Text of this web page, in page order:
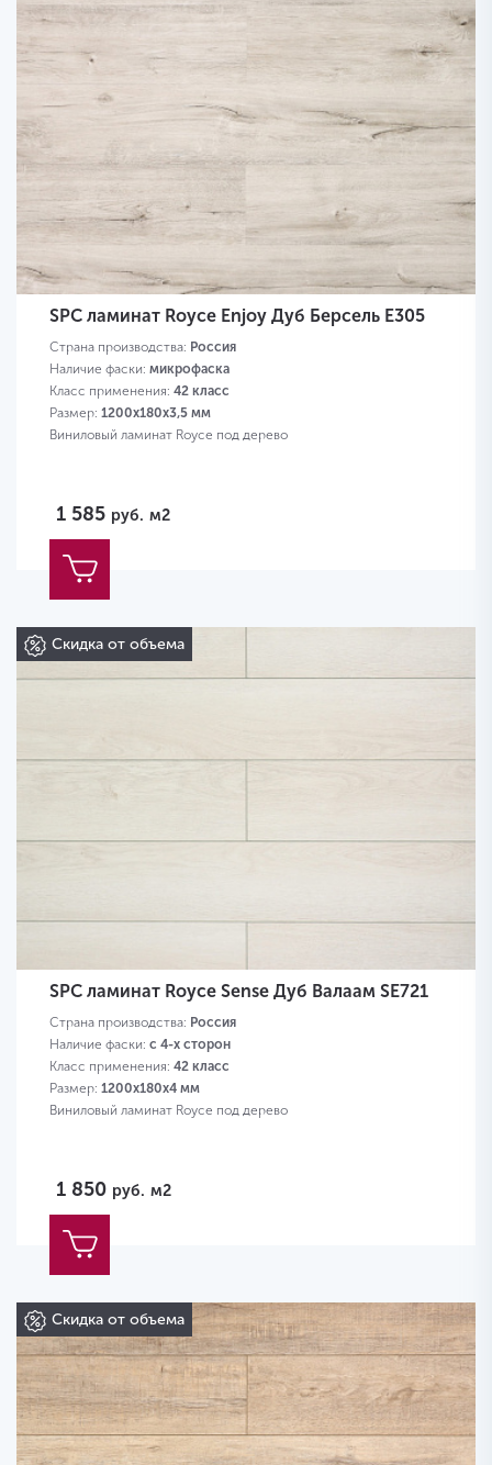
SPC ламинат Royce Enjoy Дуб Берсель Е305
Страна производства: Россия
Наличие фаски: микрофаска
Класс применения: 42 класс
Размер: 1200х180х3,5 мм
Виниловый ламинат Royce под дерево
1 585 руб. м2
Скидка от объема
SPC ламинат Royce Sense Дуб Валаам SE721
Страна производства: Россия
Наличие фаски: с 4-х сторон
Класс применения: 42 класс
Размер: 1200х180х4 мм
Виниловый ламинат Royce под дерево
1 850 руб. м2
Скидка от объема